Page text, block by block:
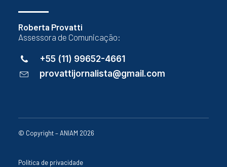
Roberta Provatti
Assessora de Comunicação:
+55 (11) 99652-4661
provattijornalista@gmail.com
© Copyright – ANIAM 2026
Política de privacidade